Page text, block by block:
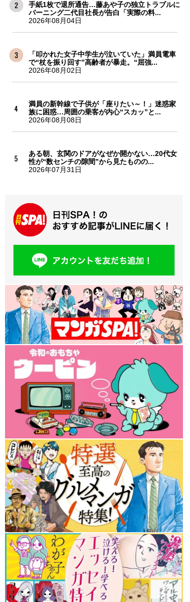
手紙1枚で退所通告…藤あや子の独立トラブルに
バーニング二代目社長が告白「実際の料...
2026年08月04日
「叩かれた女子中学生が泣いていた」満員電車
で“杖を振り回す”高齢者が暴走。“屈強...
2026年08月02日
満員の新幹線で子供が「座りたい～！」迷惑家
族に困惑…周囲の乗客が内心“スカッ”と...
2026年08月08日
ある朝、玄関のドアがなぜか開かない…20代女
性が“数センチの隙間”から見たものの...
2026年07月31日